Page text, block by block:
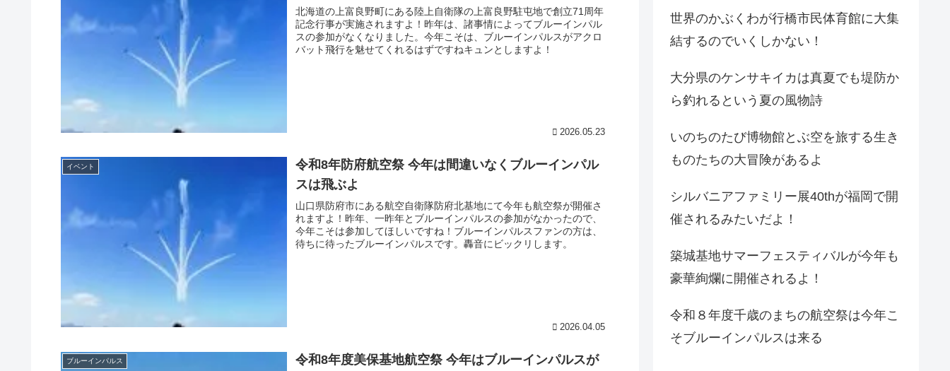
北海道の上富良野町にある陸上自衛隊の上富良野駐屯地で創立71周年
記念行事が実施されますよ！昨年は、諸事情によってブルーインパル
スの参加がなくなりました。今年こそは、ブルーインパルスがアクロ
バット飛行を魅せてくれるはずですねキュンとしますよ！
2026.05.23
イベント
令和8年防府航空祭 今年は間違いなくブルーインパル
スは飛ぶよ
山口県防府市にある航空自衛隊防府北基地にて今年も航空祭が開催さ
れますよ！昨年、一昨年とブルーインパルスの参加がなかったので、
今年こそは参加してほしいですね！ブルーインパルスファンの方は、
待ちに待ったブルーインパルスです。轟音にビックリします。
2026.04.05
ブルーインパルス
令和8年度美保基地航空祭 今年はブルーインパルスが
世界のかぶくわが行橋市民体育館に大集
結するのでいくしかない！
大分県のケンサキイカは真夏でも堤防か
ら釣れるという夏の風物詩
いのちのたび博物館とぶ空を旅する生き
ものたちの大冒険があるよ
シルバニアファミリー展40thが福岡で開
催されるみたいだよ！
築城基地サマーフェスティバルが今年も
豪華絢爛に開催されるよ！
令和８年度千歳のまちの航空祭は今年こ
そブルーインパルスは来る